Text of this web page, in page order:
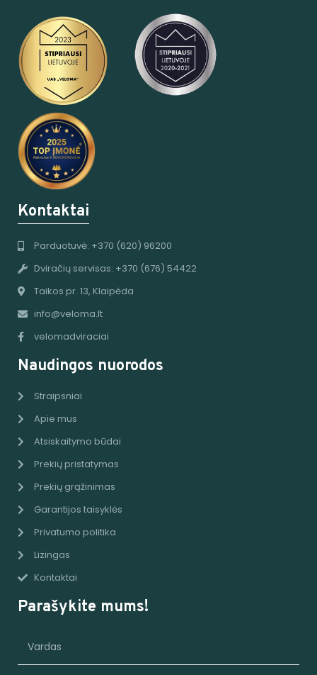
Kontaktai
Parduotuvė: +370 (620) 96200
Dviračių servisas: +370 (676) 54422
Taikos pr. 13, Klaipėda
info@veloma.lt
velomadviraciai
Naudingos nuorodos
Straipsniai
Apie mus
Atsiskaitymo būdai
Prekių pristatymas
Prekių grąžinimas
Garantijos taisyklės
Privatumo politika
Lizingas
Kontaktai
Parašykite mums!